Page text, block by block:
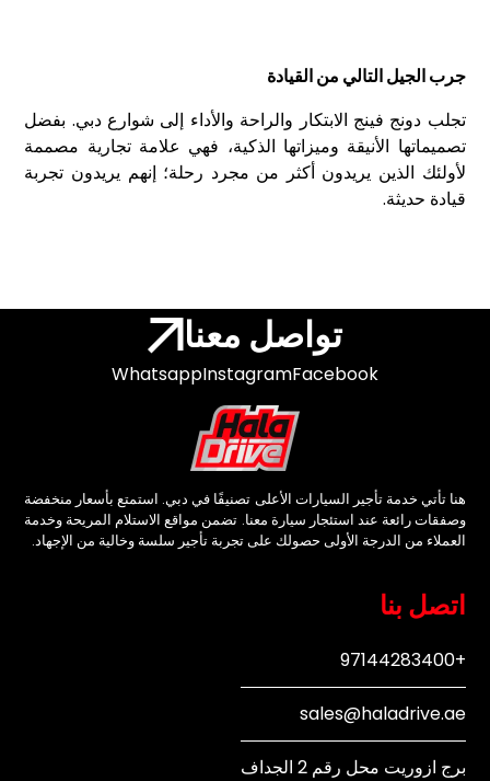
جرب الجيل التالي من القيادة
تجلب دونج فينج الابتكار والراحة والأداء إلى شوارع دبي. بفضل
تصميماتها الأنيقة وميزاتها الذكية، فهي علامة تجارية مصممة
لأولئك الذين يريدون أكثر من مجرد رحلة؛ إنهم يريدون تجربة
قيادة حديثة.
تواصل معنا
Facebook
Instagram
Whatsapp
هنا تأتي خدمة تأجير السيارات الأعلى تصنيفًا في دبي. استمتع بأسعار منخفضة
وصفقات رائعة عند استئجار سيارة معنا. تضمن مواقع الاستلام المريحة وخدمة
العملاء من الدرجة الأولى حصولك على تجربة تأجير سلسة وخالية من الإجهاد.
اتصل بنا
+97144283400
sales@haladrive.ae
برج ازوريت محل رقم 2 الجداف